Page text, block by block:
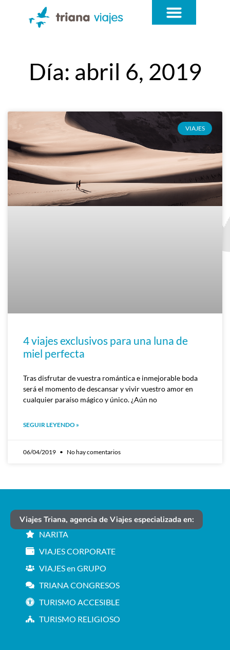
Día: abril 6, 2019
VIAJES
4 viajes exclusivos para una luna de
miel perfecta
Tras disfrutar de vuestra romántica e inmejorable boda
será el momento de descansar y vivir vuestro amor en
cualquier paraíso mágico y único. ¿Aún no
SEGUIR LEYENDO »
06/04/2019 No hay comentarios
Viajes Triana, agencia de Viajes especializada en:
NARITA
VIAJES CORPORATE
VIAJES en GRUPO
TRIANA CONGRESOS
TURISMO ACCESIBLE
TURISMO RELIGIOSO